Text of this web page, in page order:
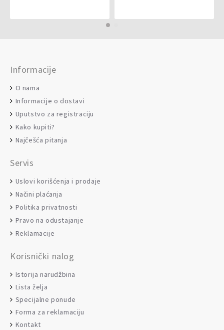
Informacije
O nama
Informacije o dostavi
Uputstvo za registraciju
Kako kupiti?
Najčešća pitanja
Servis
Uslovi korišćenja i prodaje
Načini plaćanja
Politika privatnosti
Pravo na odustajanje
Reklamacije
Korisnički nalog
Istorija narudžbina
Lista želja
Specijalne ponude
Forma za reklamaciju
Kontakt